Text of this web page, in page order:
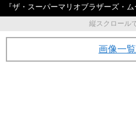
『ザ・スーパーマリオブラザーズ・
縦スクロール
画像一